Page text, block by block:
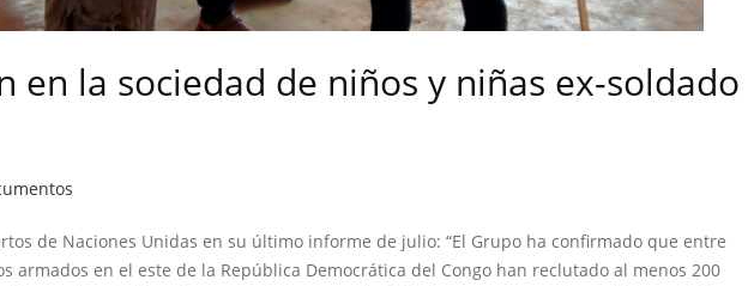
en la sociedad de niños y niñas ex-soldado
de Naciones Unidas en su último informe de julio: “El Grupo ha confirmado que entre
armados en el este de la República Democrática del Congo han reclutado al menos 200